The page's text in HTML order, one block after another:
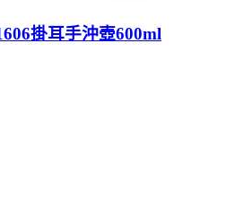
掛耳手沖壺600ml